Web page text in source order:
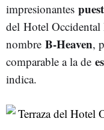
impresionantes
del Hotel Occidental
nombre B-Heaven,
comparable a la de
indica.